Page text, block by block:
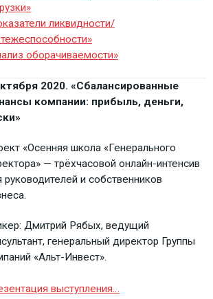
ликвидности/
оборачиваемости»
2020. «Сбалансированные
компании: прибыль, деньги,
«Осенняя школа «Генерального
— трёхчасовой онлайн-интенсив
руководителей и собственников
Дмитрий Рябых, ведущий
генеральный директор Группы
«Альт-Инвест».
выступления…